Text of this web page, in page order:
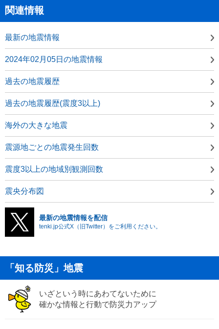
関連情報
最新の地震情報
2024年02月05日の地震情報
過去の地震履歴
過去の地震履歴(震度3以上)
海外の大きな地震
震源地ごとの地震発生回数
震度3以上の地域別観測回数
震央分布図
最新の地震情報を配信
tenki.jp公式X（旧Twitter）をご利用ください。
「知る防災」地震
いざという時にあわてないために
確かな情報と行動で防災力アップ